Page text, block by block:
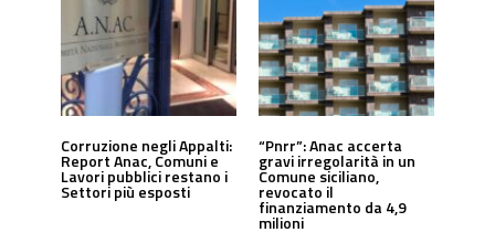
Corruzione negli Appalti:
Report Anac, Comuni e
Lavori pubblici restano i
Settori più esposti
“Pnrr”: Anac accerta
gravi irregolarità in un
Comune siciliano,
revocato il
finanziamento da 4,9
milioni